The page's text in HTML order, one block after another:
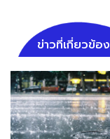
ข่าวที่เกี่ยวข้อง